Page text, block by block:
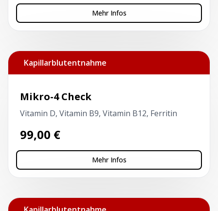
Mehr Infos
Kapillarblutentnahme
Mikro-4 Check
Vitamin D, Vitamin B9, Vitamin B12, Ferritin
99,00 €
Mehr Infos